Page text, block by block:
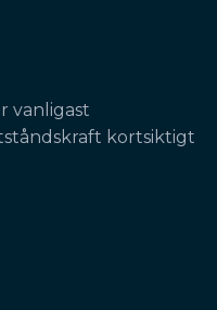
vanligast
kortsiktigt